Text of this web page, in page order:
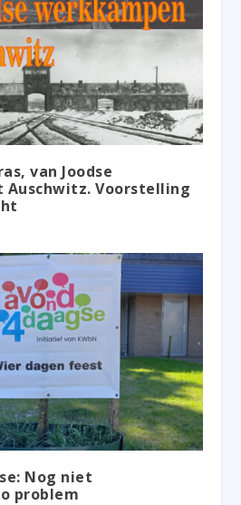
van Joodse
Voorstelling
Nog niet
problem